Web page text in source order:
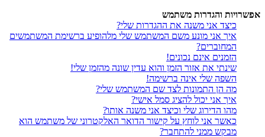
אפשרויות והגדרות משתמש
כיצד אני משנה את ההגדרות שלי?
איך אני מונע משם המשתמש שלי מלהופיע ברשימת המשתמשים
המחוברים?
הזמנים אינם נכונים!
שינתי את אזור הזמן והוא עדין שונה מהזמן שלי!
השפה שלי אינה ברשימה!
מה הן התמונות לצד שם המשתמש שלי?
איך אני יכול להציג סמל אישי?
מהו הדירוג שלי וכיצד אני משנה אותו?
כאשר אני לוחץ על קישור הדואר האלקטרוני של משתמש הוא
מבקש ממני להתחבר?